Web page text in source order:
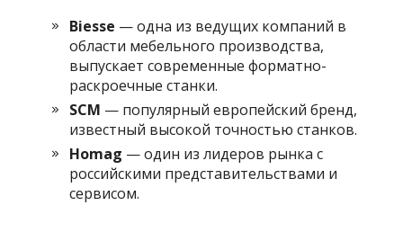
Biesse — одна из ведущих компаний в
области мебельного производства,
выпускает современные форматно-
раскроечные станки.
SCM — популярный европейский бренд,
известный высокой точностью станков.
Homag — один из лидеров рынка с
российскими представительствами и
сервисом.